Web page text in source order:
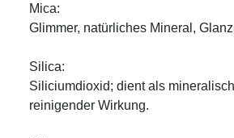
Mica:
Glimmer, natürliches Mineral,
Silica:
Siliciumdioxid; dient als
reinigender Wirkung.